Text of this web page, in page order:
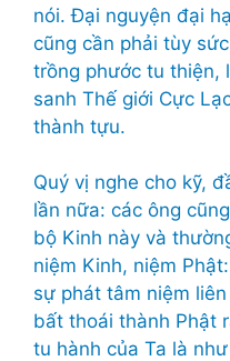
nói. Đại nguyện đại
cũng cần phải tùy
trồng phước tu thiện,
sanh Thế giới Cực
thành tựu.
Quý vị nghe cho kỹ,
lần nữa: các ông
bộ Kinh này và
niệm Kinh, niệm
sự phát tâm niệm
bất thoái thành Phật
tu hành của Ta là